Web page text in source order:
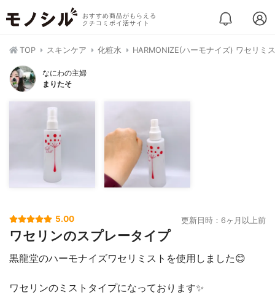
おすすめ商品がもらえる
クチコミポイ活サイト
TOP スキンケア 化粧水 HARMONIZE(ハーモナイズ) ワセリミ
なにわの主婦
まりたそ
5.00 更新日時：6ヶ月以上前
ワセリンのスプレータイプ
黒龍堂のハーモナイズワセリミストを使用しました😊
ワセリンのミストタイプになっております✨